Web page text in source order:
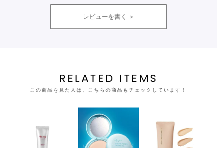
レビューを書く
RELATED ITEMS
この商品を見た人は、こちらの商品もチェックしています！